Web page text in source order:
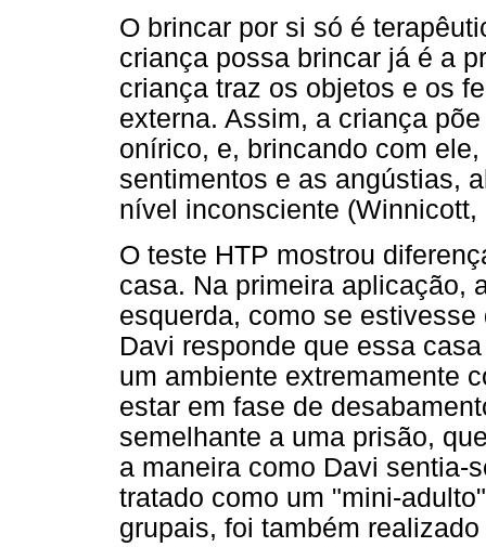
O brincar por si só é
criança possa brincar já é a
criança traz os objetos e os
externa. Assim, a criança
onírico, e, brincando com
sentimentos e as angústias,
nível inconsciente (Winnicott,
O teste HTP mostrou
casa. Na primeira aplicação,
esquerda, como se
Davi responde que essa
um ambiente extremamente
estar em fase de
semelhante a uma prisão,
a maneira como Davi sentia-
tratado como um "mini-
grupais, foi também